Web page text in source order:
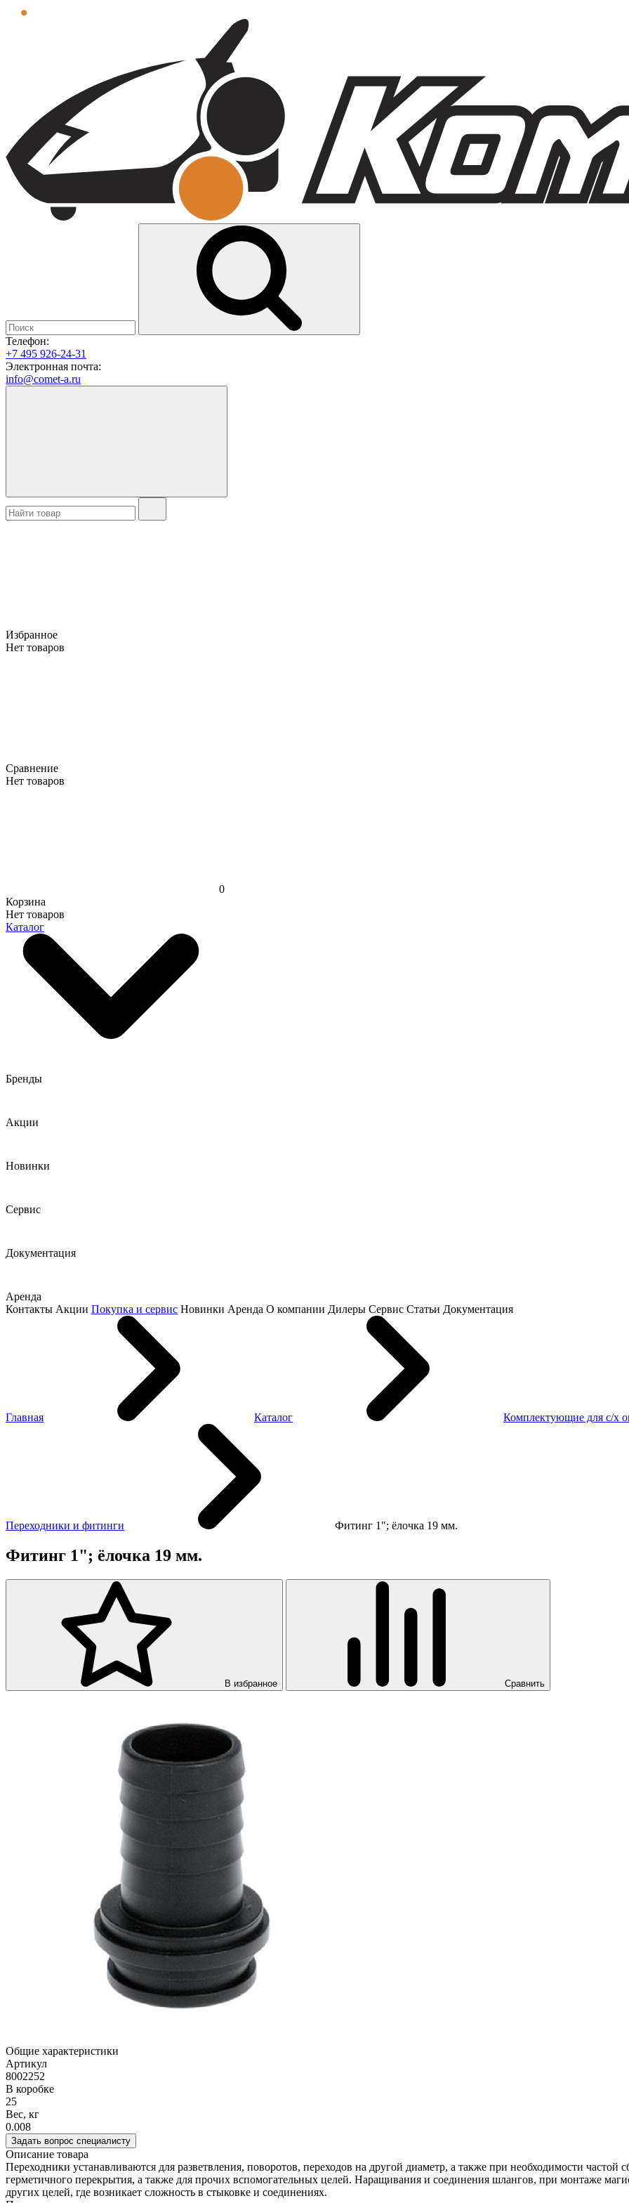
Телефон:
+7 495 926-24-31
Электронная почта:
info@comet-a.ru
Избранное
Нет товаров
Сравнение
Нет товаров
0
Корзина
Нет товаров
Каталог
Бренды
Акции
Новинки
Сервис
Документация
Аренда
Контакты Акции Покупка и сервис Новинки Аренда О компании Дилеры Сервис Статьи Документация
Главная Каталог Комплектующие для с/х
Переходники и фитинги Фитинг 1"; ёлочка 19 мм.
Фитинг 1"; ёлочка 19 мм.
В избранное Сравнить
Общие характеристики
Артикул
8002252
В коробке
25
Вес, кг
0.008
Задать вопрос специалисту
Описание товара
Переходники устанавливаются для разветвления, поворотов, переходов на другой диаметр, а также при необходимости частой
герметичного перекрытия, а также для прочих вспомогательных целей. Наращивания и соединения шлангов, при монтаже
других целей, где возникает сложность в стыковке и соединениях.